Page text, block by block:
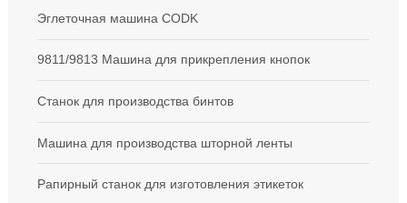
Эглеточная машина CODK
9811/9813 Машина для прикрепления кнопок
Станок для производства бинтов
Машина для производства шторной ленты
Рапирный станок для изготовления этикеток